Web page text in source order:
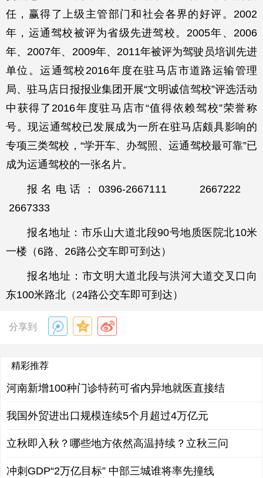
任，赢得了上级主管部门和社会各界的好评。2002
年，运通驾校被评为省级先进驾校。2005年、2006
年、2007年、2009年、2011年被评为驾驶员培训先进
单位。运通驾校2016年度在驻马店市道路运输管理
局、驻马店日报报业集团开展“文明诚信驾校”评选活动
中获得了2016年度驻马店市“值得依赖驾校”荣誉称
号。现运通驾校已发展成为一所在驻马店颇具影响的
专项三类驾校，“学开车、办驾照、运通驾校最可靠”已
成为运通驾校的一张名片。
报名电话：0396-2667111 2667222
2667333
报名地址：市乐山大道北段90号地质医院北10米
一楼（6路、26路公交车即可到达）
报名地址：市文明大道北段与洪河大道交叉口向
东100米路北（24路公交车即可到达）
分享到
精彩推荐
河南新增100种门诊特药可省内异地就医直接结
我国外贸进出口规模连续5个月超过4万亿元
立秋即入秋？哪些地方依然高温持续？立秋三问
冲刺GDP“2万亿目标” 中部三城谁将率先撞线